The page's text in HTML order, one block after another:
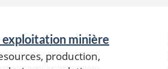
minière
production,